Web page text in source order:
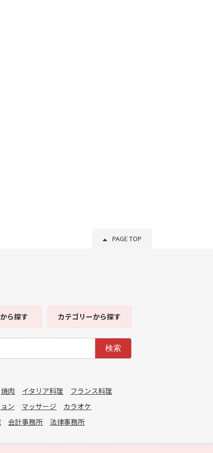
PAGE TOP
から探す カテゴリーから探す
検索
焼肉 イタリア料理
フランス料理
ン マッサージ
カラオケ
会計事務所 法律事務所